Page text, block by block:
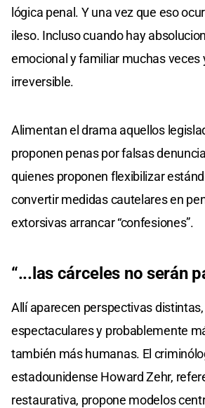
lógica penal. Y una vez que eso
ileso. Incluso cuando hay
emocional y familiar muchas veces
irreversible.
Alimentan el drama aquellos
proponen penas por falsas
quienes proponen flexibilizar
convertir medidas cautelares en
extorsivas arrancar “confesiones”.
“...las cárceles no serán
Allí aparecen perspectivas
espectaculares y probablemente
también más humanas. El
estadounidense Howard Zehr,
restaurativa, propone modelos